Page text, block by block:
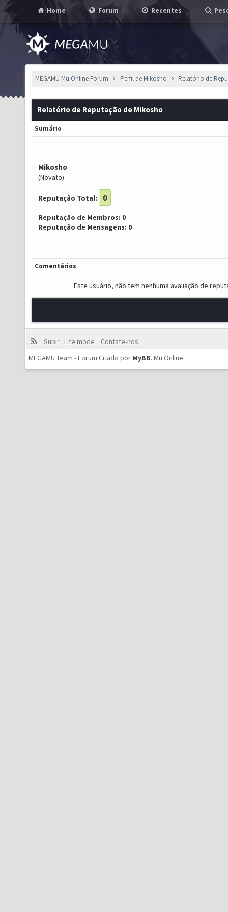
Home Forum Recentes
MEGAMU Mu Online Forum Perfil de Mikosho Relatório de
Relatório de Reputação de Mikosho
Sumário
Mikosho
(Novato)
Reputação Total: 0
Reputação de Membros: 0
Reputação de Mensagens: 0
Comentários
Este usuário, não tem nenhuma avaliação de
Subir Lite mode
Contate-nos
MEGAMU Team - Forum Criado por MyBB. Mu Online